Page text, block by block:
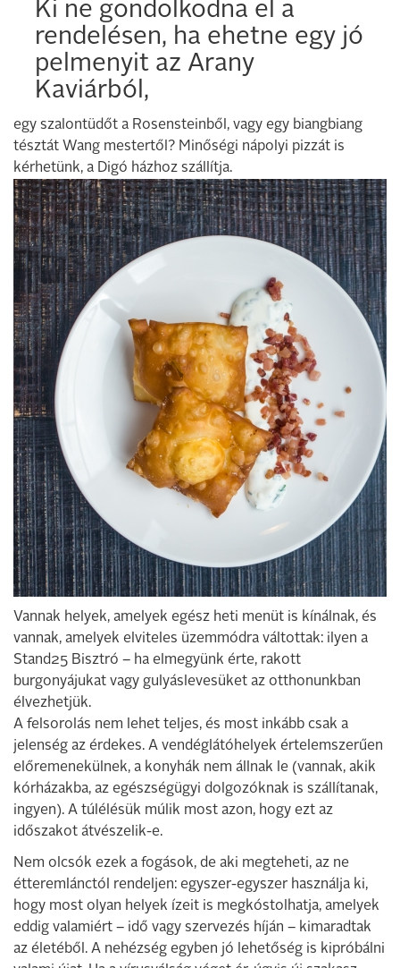
Ki ne gondolkodna el a
rendelésen, ha ehetne egy jó
pelmenyit az Arany
Kaviárból,
egy szalontüdőt a Rosensteinből, vagy egy biangbiang
tésztát Wang mestertől? Minőségi nápolyi pizzát is
kérhetünk, a Digó házhoz szállítja.
Vannak helyek, amelyek egész heti menüt is kínálnak, és
vannak, amelyek elviteles üzemmódra váltottak: ilyen a
Stand25 Bisztró – ha elmegyünk érte, rakott
burgonyájukat vagy gulyáslevesüket az otthonunkban
élvezhetjük.
A felsorolás nem lehet teljes, és most inkább csak a
jelenség az érdekes. A vendéglátóhelyek értelemszerűen
előremenekülnek, a konyhák nem állnak le (vannak, akik
kórházakba, az egészségügyi dolgozóknak is szállítanak,
ingyen). A túlélésük múlik most azon, hogy ezt az
időszakot átvészelik-e.
Nem olcsók ezek a fogások, de aki megteheti, az ne
étteremlánctól rendeljen: egyszer-egyszer használja ki,
hogy most olyan helyek ízeit is megkóstolhatja, amelyek
eddig valamiért – idő vagy szervezés híján – kimaradtak
az életéből. A nehézség egyben jó lehetőség is kipróbálni